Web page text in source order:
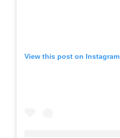
View this post on Instagram